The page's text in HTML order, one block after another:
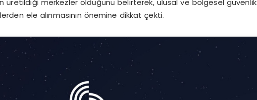
üretildiği merkezler olduğunu belirterek, ulusal ve bölgesel güvenlik
ele alınmasının önemine dikkat çekti.